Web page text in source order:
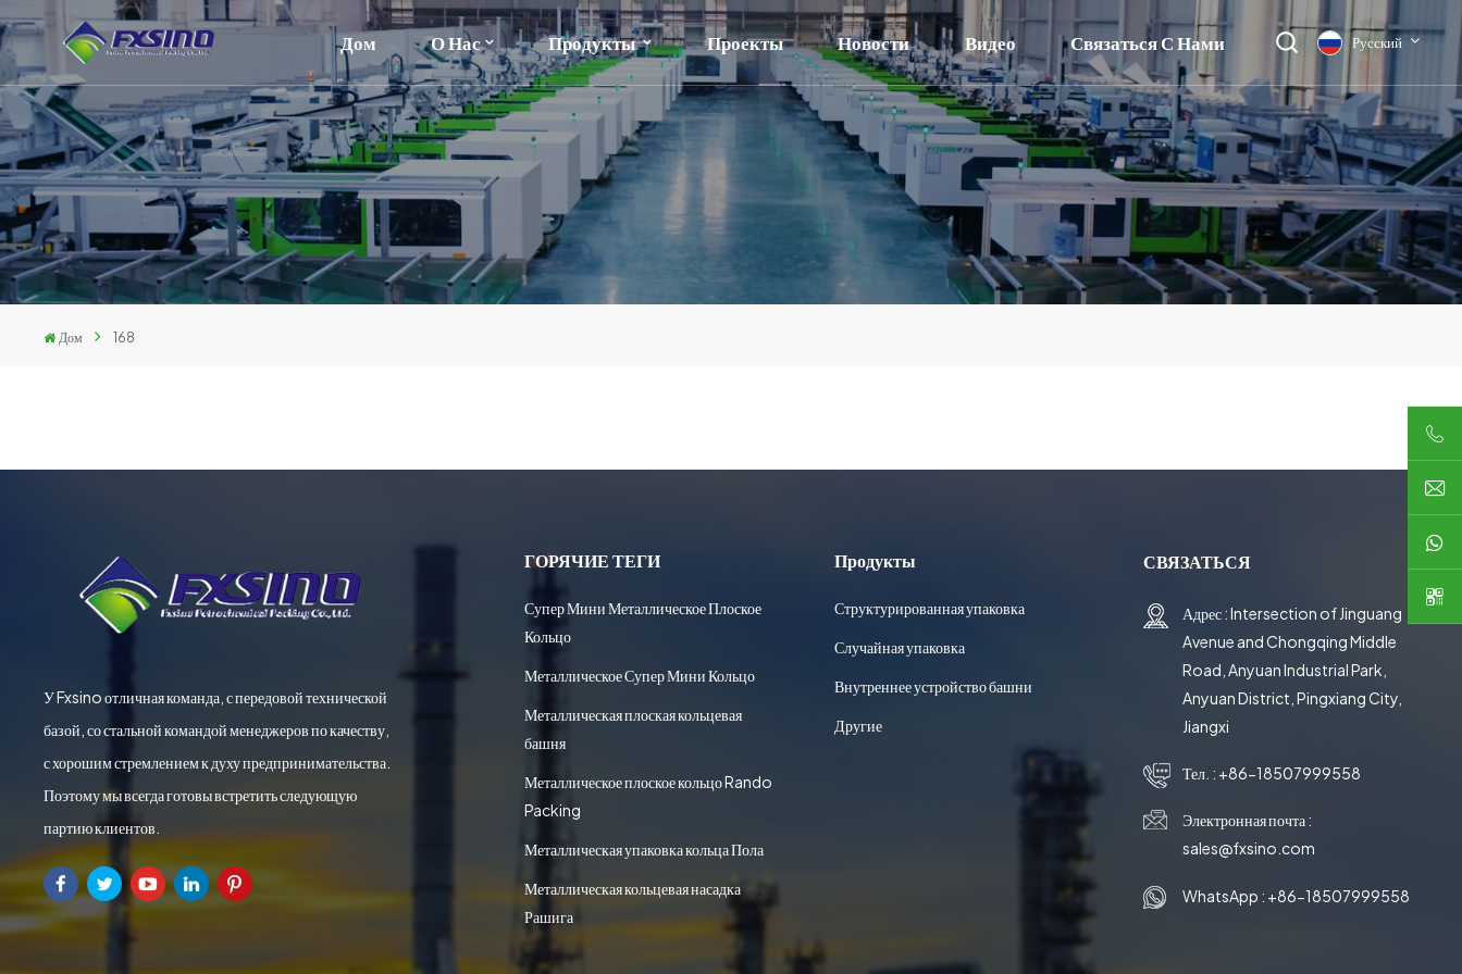
Дом О Нас Продукты Проекты Новости Видео Связаться С Нами Русский
English
français
Deutsch
русский
Дом 168
У Fxsino отличная команда, с передовой технической
базой, со стальной командой менеджеров по качеству,
с хорошим стремлением к духу предпринимательства.
Поэтому мы всегда готовы встретить следующую
партию клиентов.
ГОРЯЧИЕ ТЕГИ
Супер Мини Металлическое Плоское
Кольцо
Металлическое Супер Мини Кольцо
Металлическая плоская кольцевая
башня
Металлическое плоское кольцо Rando
Packing
Металлическая упаковка кольца Пола
Металлическая кольцевая насадка
Рашига
Продукты
Структурированная упаковка
Случайная упаковка
Внутреннее устройство башни
Другие
СВЯЗАТЬСЯ
Адрес : Intersection of Jinguang
Avenue and Chongqing Middle
Road, Anyuan Industrial Park,
Anyuan District, Pingxiang City,
Jiangxi
Тел. : +86-18507999558
Электронная почта :
sales@fxsino.com
WhatsApp : +86-18507999558